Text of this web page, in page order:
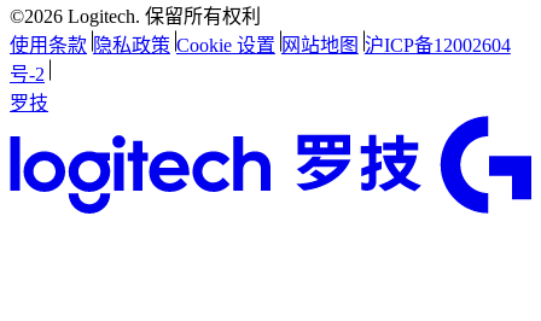
©2026 Logitech. 保留所有权利
使用条款 隐私政策 Cookie 设置 网站地图 沪ICP备12002604
号-2
罗技